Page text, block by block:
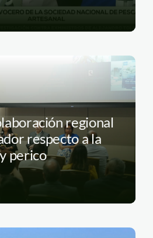
regional
respecto a la
perico